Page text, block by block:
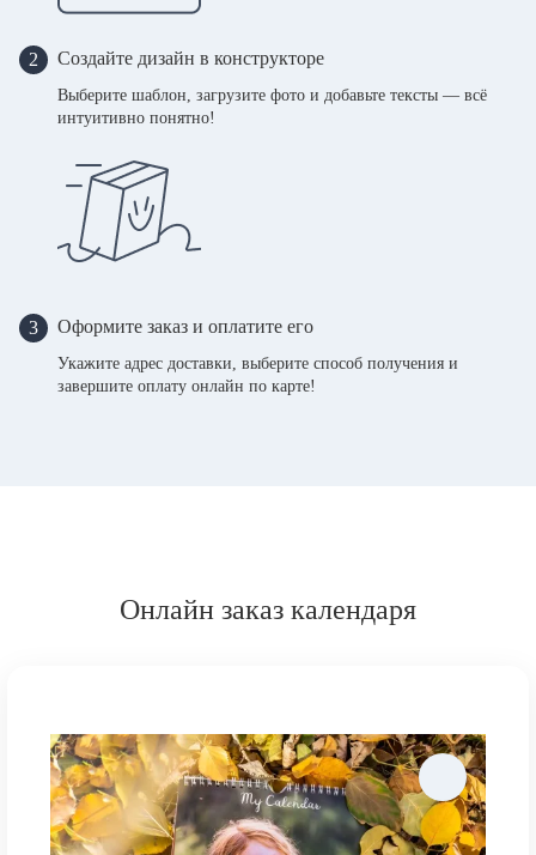
2 Создайте дизайн в конструкторе
Выберите шаблон, загрузите фото и добавьте тексты — всё
интуитивно понятно!
3 Оформите заказ и оплатите его
Укажите адрес доставки, выберите способ получения и
завершите оплату онлайн по карте!
Онлайн заказ календаря